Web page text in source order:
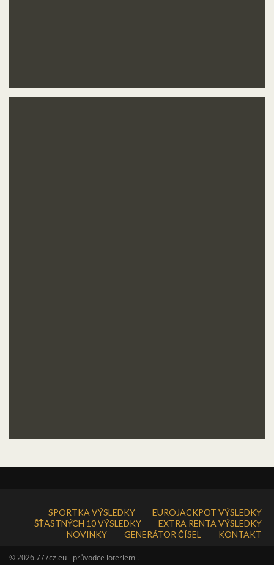
SPORTKA VÝSLEDKY
EUROJACKPOT VÝSLEDKY
ŠŤASTNÝCH 10 VÝSLEDKY
EXTRA RENTA VÝSLEDKY
NOVINKY
GENERÁTOR ČÍSEL KONTAKT
© 2026 777cz.eu - průvodce loteriemi.